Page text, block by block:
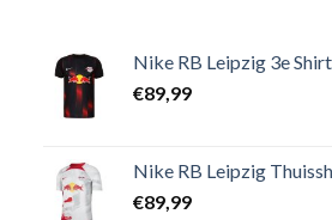
Nike RB Leipzig 3e
€89,99
Nike RB Leipzig
€89,99